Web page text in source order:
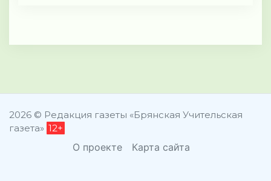
2026 © Редакция газеты «Брянская Учительская
газета» 12+
О проекте Карта сайта